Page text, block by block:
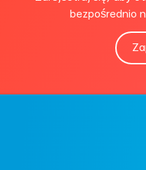
bezpośrednio